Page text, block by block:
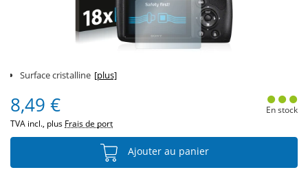
Surface cristalline [plus]
8,49 €
TVA incl., plus Frais de port
En stock
Ajouter au panier